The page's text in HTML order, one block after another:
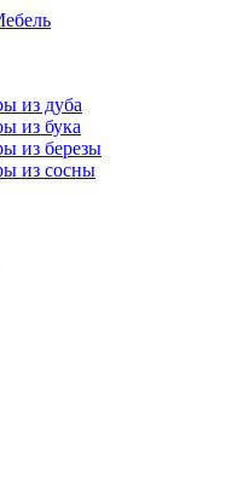
из дуба
из бука
из березы
из сосны